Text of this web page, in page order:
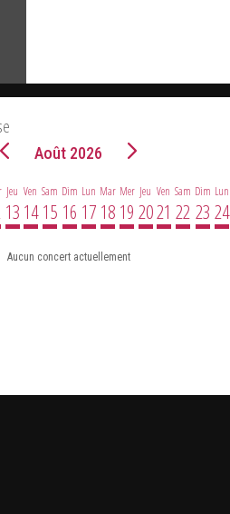
Août 2026
Jeu
13
Ven
14
Sam
15
Dim
16
Lun
17
Mar
18
Mer
19
Jeu
20
Ven
21
Sam
22
Dim
23
Lun
24
Aucun concert actuellement